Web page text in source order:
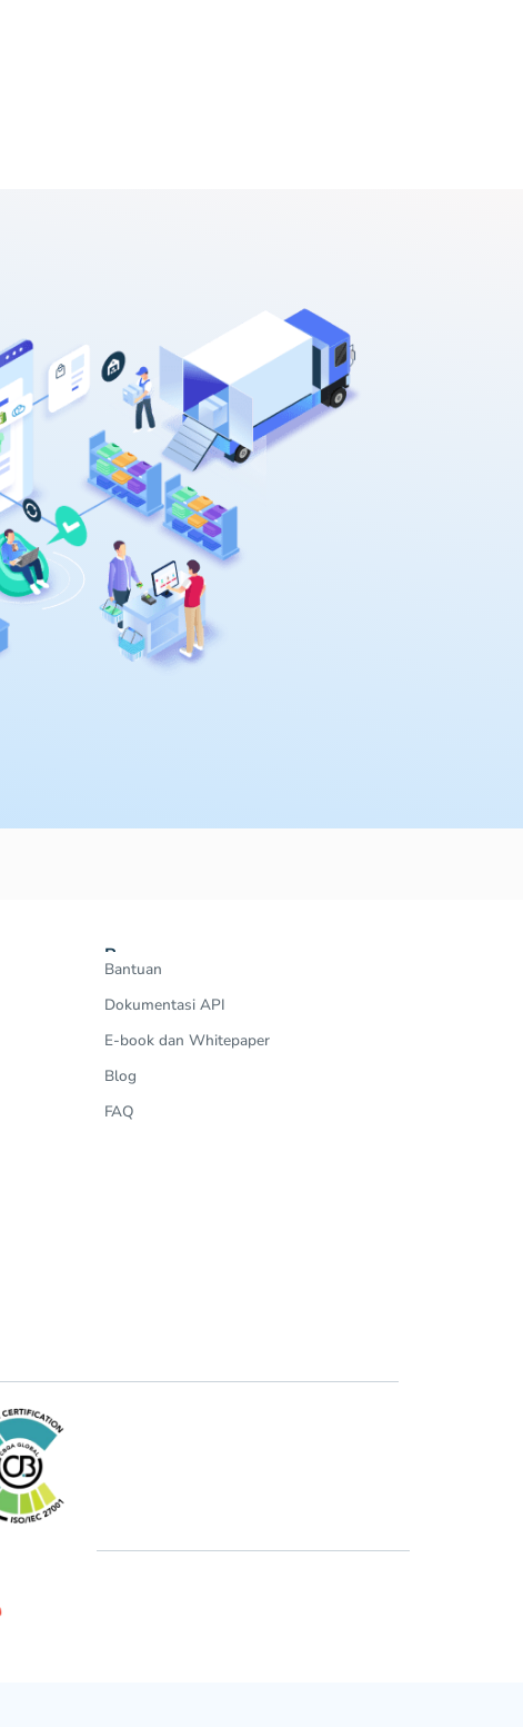
Resources
Bantuan
Dokumentasi API
E-book dan Whitepaper
Blog
FAQ